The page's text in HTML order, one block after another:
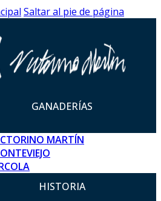
Saltar al pie de página
GANADERÍAS
MARTÍN
HISTORIA